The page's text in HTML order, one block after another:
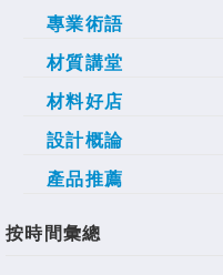
專業術語
材質講堂
材料好店
設計概論
產品推薦
按時間彙總